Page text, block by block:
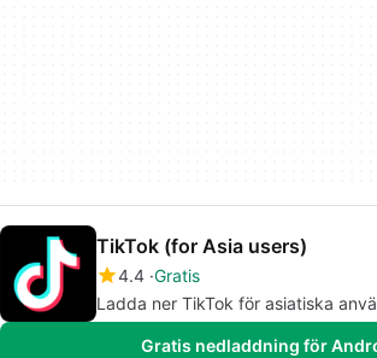
TikTok (for Asia users)
4.4 Gratis
Ladda ner TikTok för asiatiska
Gratis nedladdning för